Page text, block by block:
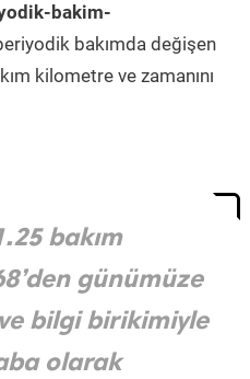
bakim-
bakımda değişen
kilometre ve zamanını
bakım
günümüze
bilgi birikimiyle
olarak